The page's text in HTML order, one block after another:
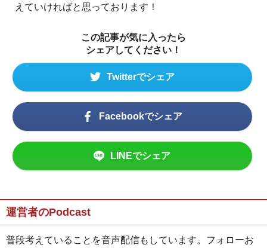
えていければと思っております！
この記事が気に入ったら
シェアしてください！
Twitterでシェア
Facebookでシェア
LINEでシェア
運営者のPodcast
普段考えていることを音声配信もしています。フォローお